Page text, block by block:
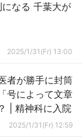
になる 千葉大が
2025/1/31(Fr) 13:00
者が勝手に封筒
号によって文章
が変わる。信憑性は？」 | これ駄目なの？ | 精神科に入院
2025/1/31(Fr) 12:59